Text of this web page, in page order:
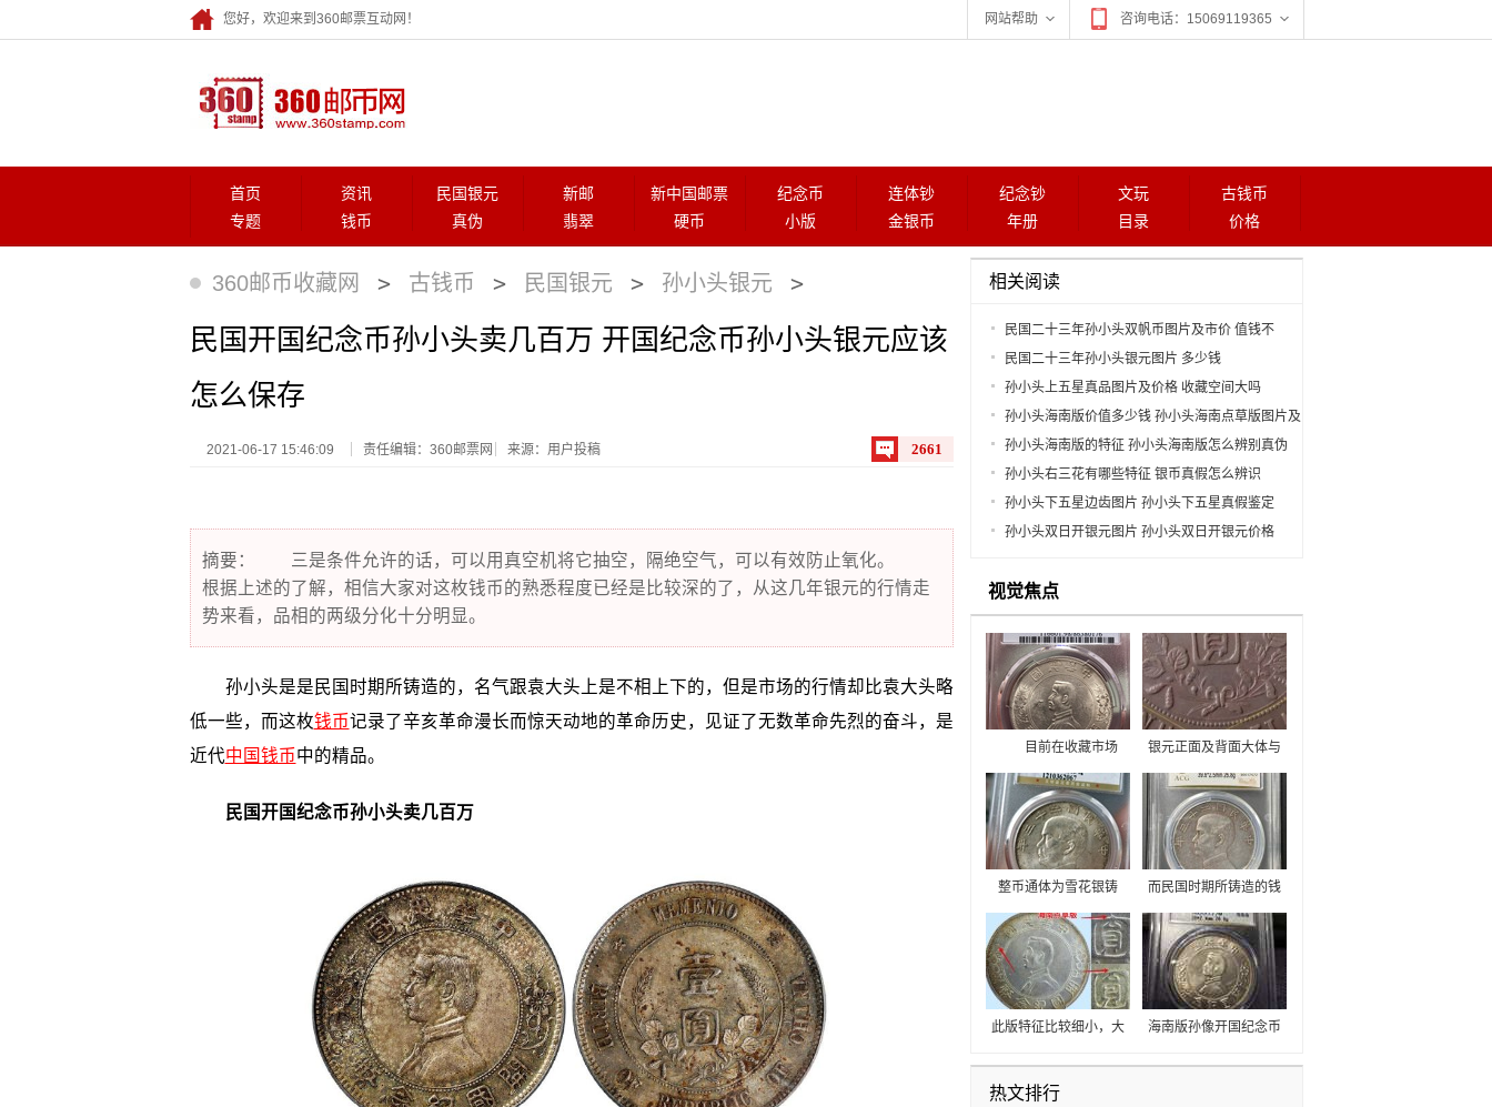
您好，欢迎来到360邮票互动网！ 网站帮助 咨询电话：15069119365
首页 资讯 民国银元 新邮 新中国邮票 纪念币 连体钞 纪念钞 文玩
古钱币
专题
钱币 真伪 翡翠 硬币 小版 金银币 年册 目录 价格
360邮币收藏网 > 古钱币 > 民国银元 > 孙小头银元 >
民国开国纪念币孙小头卖几百万 开国纪念币孙小头银元应该
怎么保存
2021-06-17 15:46:09 责任编辑：360邮票网 来源：用户投稿 2661
摘要： 三是条件允许的话，可以用真空机将它抽空，隔绝空气，可以有效防止氧化。
根据上述的了解，相信大家对这枚钱币的熟悉程度已经是比较深的了，从这几年银元的行情走
势来看，品相的两级分化十分明显。
孙小头是是民国时期所铸造的，名气跟袁大头上是不相上下的，但是市场的行情却比袁大头略
低一些，而这枚钱币记录了辛亥革命漫长而惊天动地的革命历史，见证了无数革命先烈的奋斗，是
近代中国钱币中的精品。
民国开国纪念币孙小头卖几百万
相关阅读
民国二十三年孙小头双帆币图片及市价 值钱不
民国二十三年孙小头银元图片 多少钱
孙小头上五星真品图片及价格 收藏空间大吗
孙小头海南版价值多少钱 孙小头海南点草版图片及
价格
孙小头海南版的特征 孙小头海南版怎么辨别真伪
孙小头右三花有哪些特征 银币真假怎么辨识
孙小头下五星边齿图片 孙小头下五星真假鉴定
孙小头双日开银元图片 孙小头双日开银元价格
视觉焦点
目前在收藏市场
上，在众多的钱币中，
银元材质珍贵，艺术价
值高。这枚钱币目前在
钱币市场上的普品780
元左右，美品900元以
上。
银元正面及背面大体与
上品相同，左右上方分
列五角星。五角星与英
文字母间距较近。袁世
凯窃取大总统后，该币
即停铸，因时间短暂，
流用不多，尤显珍贵。
整币通体为雪花银铸
造，正面上端铸有“中华
民国二十三年”字样，下
端为孙中山侧面像，背
面中央两端铸有“壹
圆”，中间有一双桅帆船
正乘风破浪。近期孙中
品1000元左右，美品
1100元以上。
而民国时期所铸造的钱
币多之又多，其中孙小
头就是一个很好的代
表。 综合上面的表
述，我们知道了开国纪
念币孙小头的潜力是相
当不错的，虽然对比袁
低一些，但是他留下来
此版特征比较细小，大
悉该版钱币特征后，就
可以将一些不是孙小头
海南版孙像开国纪念币
面压力不足，含银量只
热文排行